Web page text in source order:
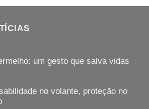
um gesto que salva vidas
no volante, proteção no